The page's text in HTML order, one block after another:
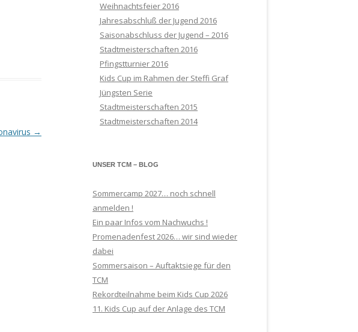
→
Weihnachtsfeier 2016
Jahresabschluß der Jugend 2016
Saisonabschluss der Jugend – 2016
Stadtmeisterschaften 2016
Pfingstturnier 2016
Kids Cup im Rahmen der Steffi Graf
Jüngsten Serie
Stadtmeisterschaften 2015
Stadtmeisterschaften 2014
UNSER TCM – BLOG
Sommercamp 2027… noch schnell
anmelden !
Ein paar Infos vom Nachwuchs !
Promenadenfest 2026… wir sind wieder
dabei
Sommersaison – Auftaktsiege für den
TCM
Rekordteilnahme beim Kids Cup 2026
11. Kids Cup auf der Anlage des TCM